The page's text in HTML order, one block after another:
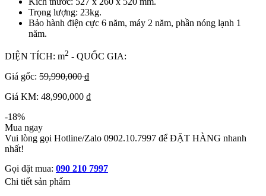
Trọng lượng: 23kg.
Bảo hành điện cực 6 năm, máy 2 năm, phần nóng lạnh 1
năm.
DIỆN TÍCH: m2 - QUỐC GIA:
Giá gốc: 59,990,000 ₫
Giá KM: 48,990,000 ₫
-18%
Mua ngay
Vui lòng gọi Hotline/Zalo 0902.10.7997 để ĐẶT HÀNG nhanh
nhất!
Gọi đặt mua: 090 210 7997
Chi tiết sản phẩm